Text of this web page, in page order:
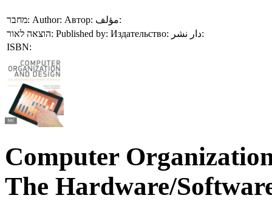
מחבר: Author: Автор:
مؤلف:
הוצאה לאור: Published by: Издательство:
دار نشر:
ISBN:
Computer
The Hardware/